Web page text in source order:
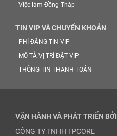
- Việc làm Đồng Tháp
TIN VIP VÀ CHUYỂN KHOẢN
- PHÍ ĐĂNG TIN VIP
- MÔ TẢ VỊ TRÍ ĐẶT VIP
- THÔNG TIN THANH TOÁN
VẬN HÀNH VÀ PHÁT TRIỂN BỞI
CÔNG TY TNHH TPCORE